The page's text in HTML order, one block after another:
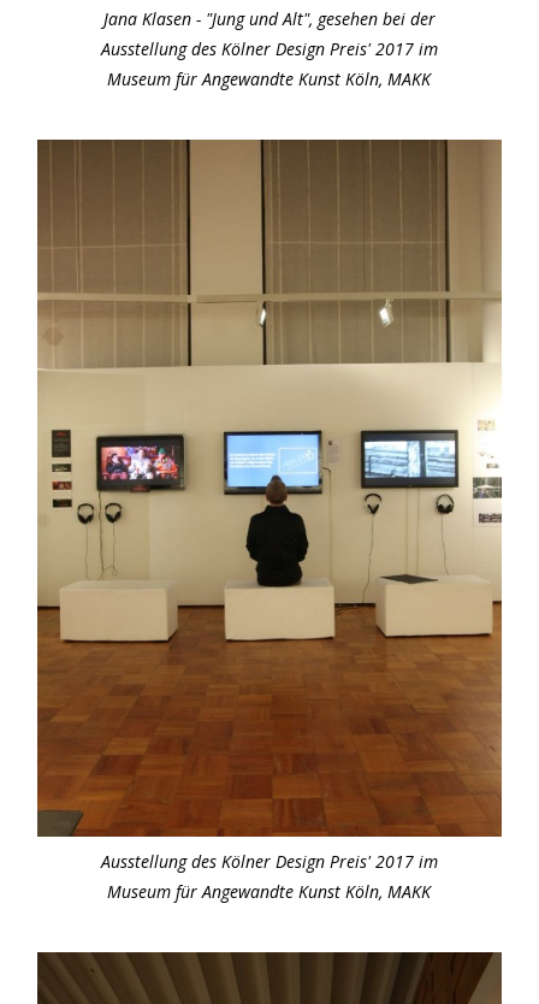
Jana Klasen - "Jung und Alt", gesehen bei der
Ausstellung des Kölner Design Preis' 2017 im
Museum für Angewandte Kunst Köln, MAKK
Ausstellung des Kölner Design Preis' 2017 im
Museum für Angewandte Kunst Köln, MAKK